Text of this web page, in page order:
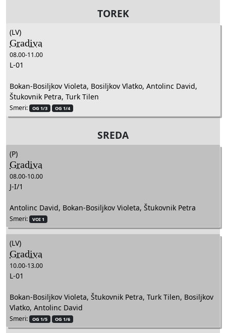
TOREK
(LV)
Gradiva
08.00-11.00
L-01
Bokan-Bosiljkov Violeta, Bosiljkov Vlatko, Antolinc David,
Štukovnik Petra, Turk Tilen
Smeri: OG 1/3 OG 1/4
SREDA
(P)
Gradiva
08.00-10.00
J-I/1
Antolinc David, Bokan-Bosiljkov Violeta, Štukovnik Petra
Smeri: VOI 1
(LV)
Gradiva
10.00-13.00
L-01
Bokan-Bosiljkov Violeta, Štukovnik Petra, Turk Tilen, Bosiljkov
Vlatko, Antolinc David
Smeri: OG 1/5 OG 1/6